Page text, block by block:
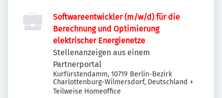
Softwareentwickler (m/w/d) für die
Berechnung und Optimierung
elektrischer Energienetze
Stellenanzeigen aus einem
Partnerportal
Kurfürstendamm, 10719 Berlin-Bezirk
Charlottenburg-Wilmersdorf, Deutschland +
Teilweise Homeoffice